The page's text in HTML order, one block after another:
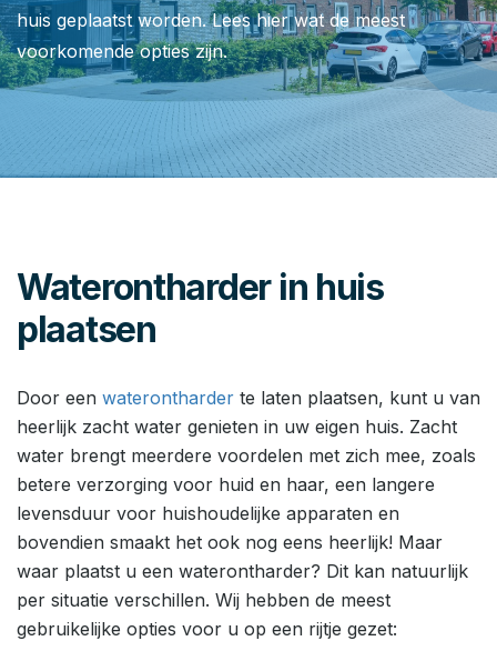
huis geplaatst worden. Lees hier wat de meest
voorkomende opties zijn.
Waterontharder in huis
plaatsen
Door een waterontharder te laten plaatsen, kunt u van
heerlijk zacht water genieten in uw eigen huis. Zacht
water brengt meerdere voordelen met zich mee, zoals
betere verzorging voor huid en haar, een langere
levensduur voor huishoudelijke apparaten en
bovendien smaakt het ook nog eens heerlijk! Maar
waar plaatst u een waterontharder? Dit kan natuurlijk
per situatie verschillen. Wij hebben de meest
gebruikelijke opties voor u op een rijtje gezet: